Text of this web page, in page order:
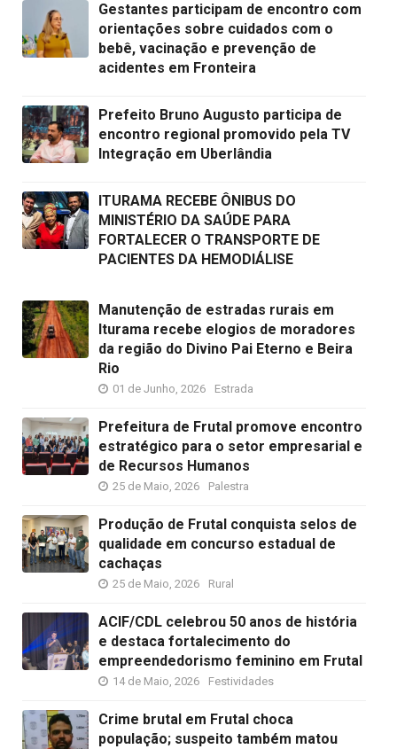
Gestantes participam de encontro com
orientações sobre cuidados com o
bebê, vacinação e prevenção de
acidentes em Fronteira
Prefeito Bruno Augusto participa de
encontro regional promovido pela TV
Integração em Uberlândia
ITURAMA RECEBE ÔNIBUS DO
MINISTÉRIO DA SAÚDE PARA
FORTALECER O TRANSPORTE DE
PACIENTES DA HEMODIÁLISE
Manutenção de estradas rurais em
Iturama recebe elogios de moradores
da região do Divino Pai Eterno e Beira
Rio
01 de Junho, 2026 Estrada
Prefeitura de Frutal promove encontro
estratégico para o setor empresarial e
de Recursos Humanos
25 de Maio, 2026 Palestra
Produção de Frutal conquista selos de
qualidade em concurso estadual de
cachaças
25 de Maio, 2026 Rural
ACIF/CDL celebrou 50 anos de história
e destaca fortalecimento do
empreendedorismo feminino em Frutal
14 de Maio, 2026 Festividades
Crime brutal em Frutal choca
população; suspeito também matou